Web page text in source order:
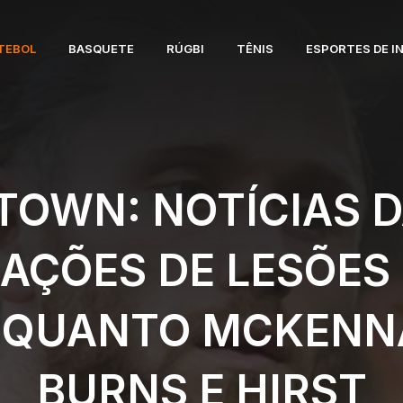
BASQUETE RÚGBI TÊNIS ESPORTES DE
NOTÍCIAS
DE
BURNS E HIRST